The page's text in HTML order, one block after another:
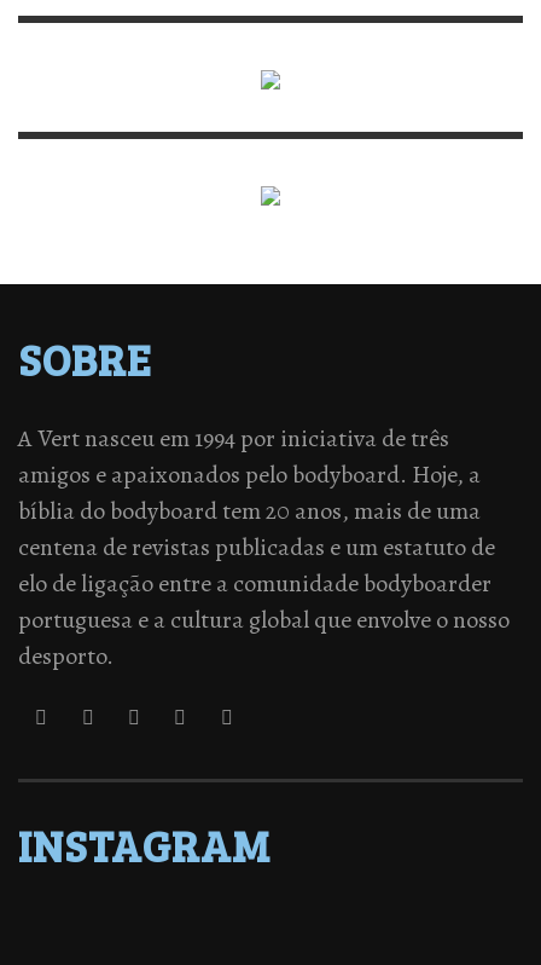
SOBRE
A Vert nasceu em 1994 por iniciativa de três
amigos e apaixonados pelo bodyboard. Hoje, a
bíblia do bodyboard tem 20 anos, mais de uma
centena de revistas publicadas e um estatuto de
elo de ligação entre a comunidade bodyboarder
portuguesa e a cultura global que envolve o nosso
desporto.
INSTAGRAM